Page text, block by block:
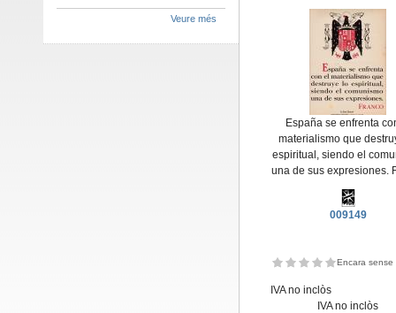
España se enfrenta
materialismo que
espiritual, siendo el
una de sus expresiones.
009149
Encara sense
IVA no inclòs
IVA no inclòs
Veure més